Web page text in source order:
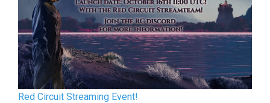
Red Circuit Streaming Event!